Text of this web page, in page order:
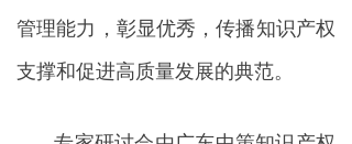
管理能力，彰显优秀，传播知识产权
支撑和促进高质量发展的典范。